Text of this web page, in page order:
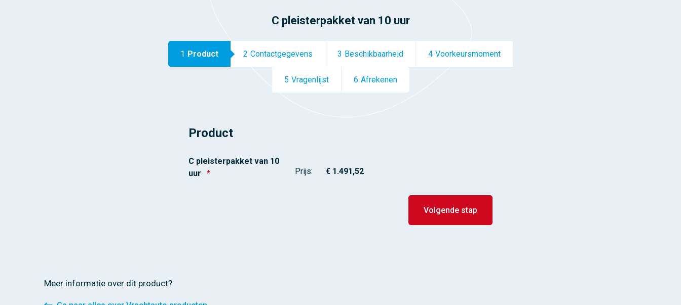
C pleisterpakket van 10 uur
1 Product 2 Contactgegevens 3 Beschikbaarheid 4 Voorkeursmoment
5 Vragenlijst 6 Afrekenen
Product
C pleisterpakket van 10
uur
* Prijs:
Meer informatie over dit product?